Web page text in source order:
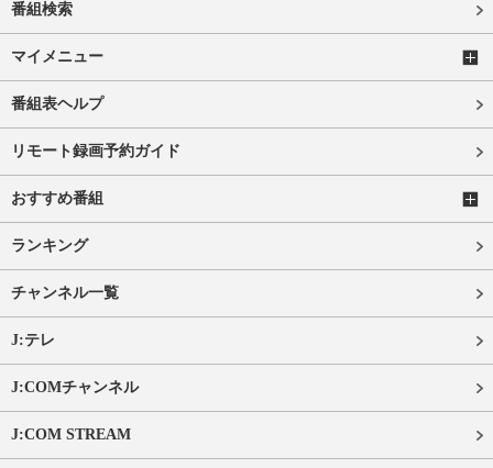
番組検索
マイメニュー
番組表ヘルプ
リモート録画予約ガイド
おすすめ番組
ランキング
チャンネル一覧
J:テレ
J:COMチャンネル
J:COM STREAM